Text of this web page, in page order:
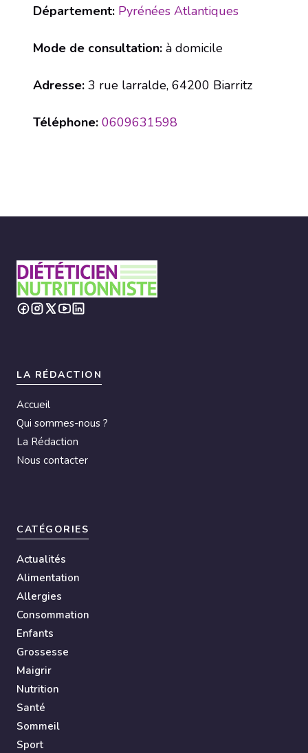
Département: Pyrénées Atlantiques
Mode de consultation: à domicile
Adresse: 3 rue larralde, 64200 Biarritz
Téléphone: 0609631598
LA RÉDACTION
Accueil
Qui sommes-nous ?
La Rédaction
Nous contacter
CATÉGORIES
Actualités
Alimentation
Allergies
Consommation
Enfants
Grossesse
Maigrir
Nutrition
Santé
Sommeil
Sport